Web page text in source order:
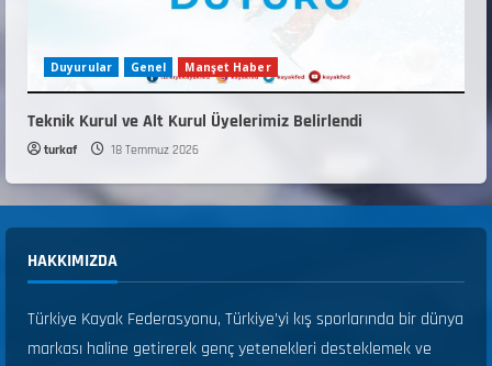
Duyurular Genel Manşet Haber
Teknik Kurul ve Alt Kurul Üyelerimiz Belirlendi
turkaf 18 Temmuz 2026
HAKKIMIZDA
Türkiye Kayak Federasyonu, Türkiye’yi kış sporlarında bir dünya
markası haline getirerek genç yetenekleri desteklemek ve